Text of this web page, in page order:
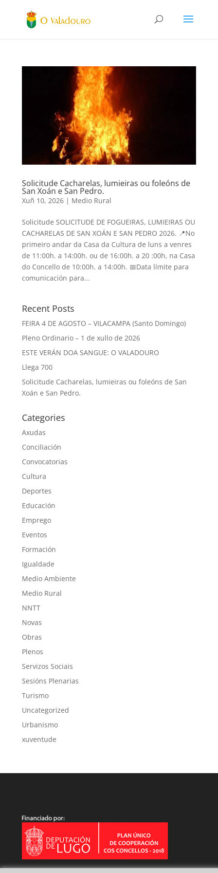
Solicitude Cacharelas, lumieiras ou foleóns de
San Xoán e San Pedro.
Xuñ 10, 2026| Medio Rural
Solicitude SOLICITUDE DE FOGUEIRAS, LUMIEIRAS OU
CACHARELAS DE SAN XOÁN E SAN PEDRO 2026. 📍No
primeiro andar da Casa da Cultura de luns a venres
de 11:00h. a 14:00h. ou de 16:00h. a 20 :00h, na Casa
do Concello de 10:00h. a 14:00h. 📅Data límite para
comunicación para...
Recent Posts
FEIRA 4 DE AGOSTO – VILACAMPA (Santo Domingo)
Pleno Ordinario – 1 de xullo de 2026
ESTE VERÁN DOA SANGUE: O VALADOURO
Llega 700
Solicitude Cacharelas, lumieiras ou foleóns de San
Xoán e San Pedro.
Categories
Axudas
Conciliación
Convocatorias
Cultura
Deportes
Educación
Emprego
Eventos
Formación
Igualdade
Medio Ambiente
Medio Rural
NNTT
Novas
Obras
Plenos
Servizos Sociais
Sesións Plenarias
Turismo
Uncategorized
Urbanismo
xuventude